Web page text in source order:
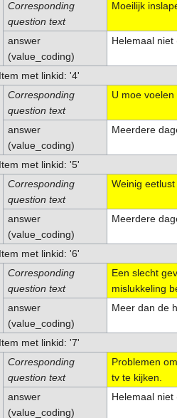
Corresponding
question text
Moeilijk
answer
(value_coding)
Helemaal niet
Item met linkid: '4'
Corresponding
question text
U moe
answer
(value_coding)
Meerdere
Item met linkid: '5'
Corresponding
question text
Weinig
answer
(value_coding)
Meerdere
Item met linkid: '6'
Corresponding
question text
Een slecht
mislukkeling
answer
(value_coding)
Meer dan de
Item met linkid: '7'
Corresponding
question text
Problemen
tv te kijken.
answer
(value_coding)
Helemaal niet